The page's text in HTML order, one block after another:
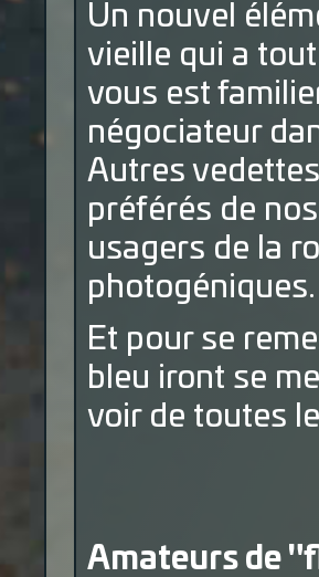
Un nouvel
vieille qui a
vous est
négociateur
Autres
préférés de
usagers de la
Et pour se
bleu iront se
voir de toutes
Amateurs de